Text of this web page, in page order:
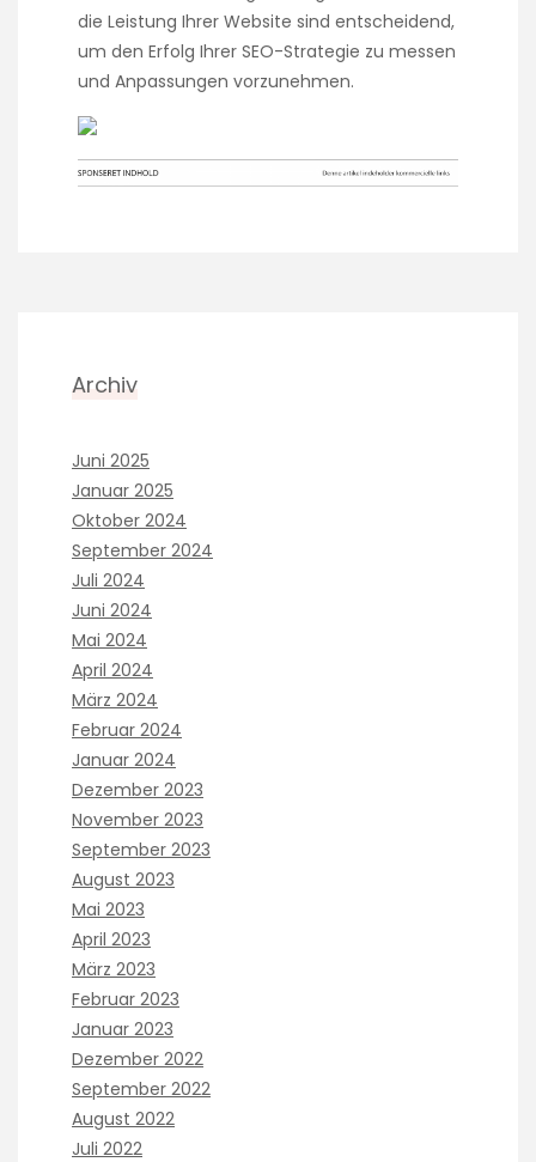
die Leistung Ihrer Website sind entscheidend,
um den Erfolg Ihrer SEO-Strategie zu messen
und Anpassungen vorzunehmen.
Archiv
Juni 2025
Januar 2025
Oktober 2024
September 2024
Juli 2024
Juni 2024
Mai 2024
April 2024
März 2024
Februar 2024
Januar 2024
Dezember 2023
November 2023
September 2023
August 2023
Mai 2023
April 2023
März 2023
Februar 2023
Januar 2023
Dezember 2022
September 2022
August 2022
Juli 2022